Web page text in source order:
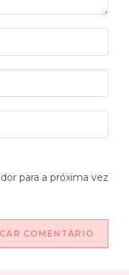
para a próxima vez